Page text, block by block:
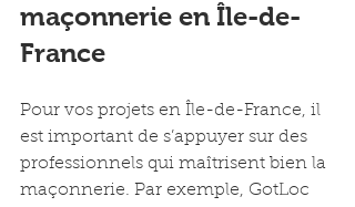
maçonnerie en Île-de-
France
Pour vos projets en Île-de-France, il
est important de s’appuyer sur des
professionnels qui maîtrisent bien la
maçonnerie. Par exemple, GotLoc